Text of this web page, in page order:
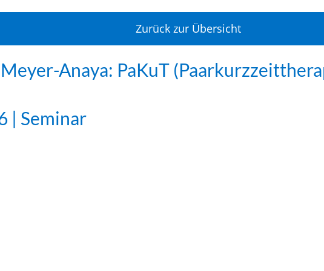
Zurück zur Übersicht
Anaya: PaKuT
| Seminar